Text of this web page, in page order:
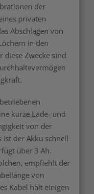
der
privaten
Abschlagen von
in den
diese Zwecke sind
kurze Lade- und
von der
der Akku schnell
über 3 Ah.
empfiehlt der
von
Kabel hält einigen